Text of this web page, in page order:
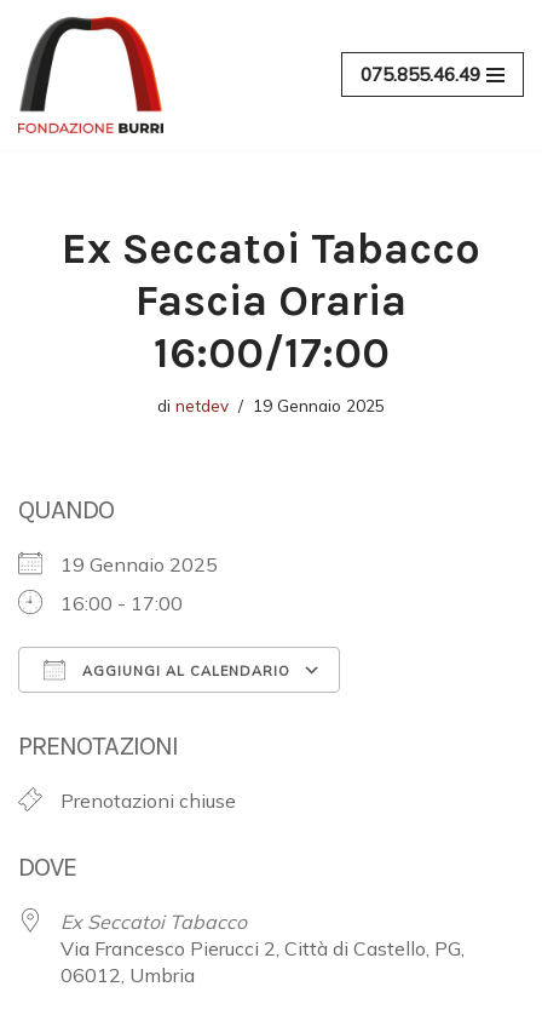
Vai
al
contenuto
075.855.46.49
Ex Seccatoi Tabacco
Fascia Oraria
16:00/17:00
di netdev 19 Gennaio 2025
QUANDO
19 Gennaio 2025
16:00 - 17:00
AGGIUNGI AL CALENDARIO
PRENOTAZIONI
Prenotazioni chiuse
DOVE
Ex Seccatoi Tabacco
Via Francesco Pierucci 2, Città di Castello, PG,
06012, Umbria